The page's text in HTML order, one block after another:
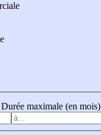
Durée maximale (en mois)